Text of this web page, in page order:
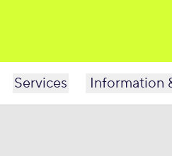
Services Information